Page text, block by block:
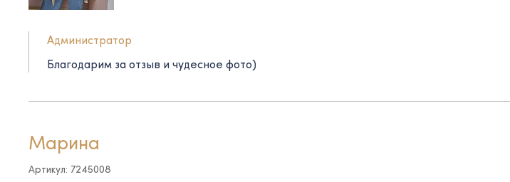
Администратор
Благодарим за отзыв и чудесное фото)
Марина
Артикул: 7245008